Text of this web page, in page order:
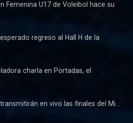
Femenina U17 de Voleibol hace su
regreso al Hall H de la
charla en Portadas, el
en vivo las finales del Mi...